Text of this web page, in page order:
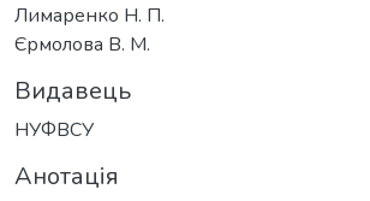
Лимаренко Н. П.
Єрмолова В. М.
Видавець
НУФВСУ
Анотація